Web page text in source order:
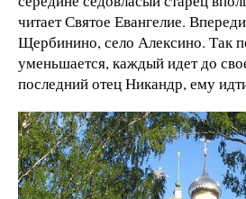
читает Святое Евангелие.
Щербинино, село Алексино. Так
уменьшается, каждый идет до
последний отец Никандр, ему